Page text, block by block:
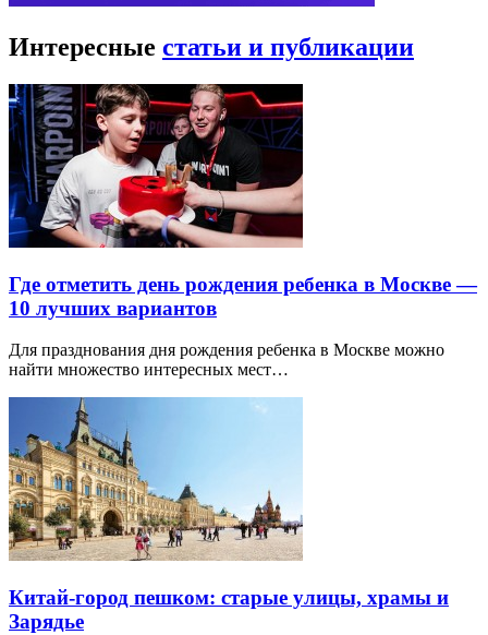
Интересные статьи и публикации
Где отметить день рождения ребенка в Москве —
10 лучших вариантов
Для празднования дня рождения ребенка в Москве можно
найти множество интересных мест…
Китай-город пешком: старые улицы, храмы и
Зарядье